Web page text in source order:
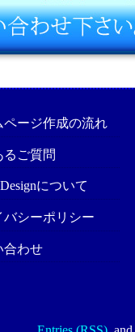
ページ作成の流れ
るご質問
について
バシーポリシー
合わせ